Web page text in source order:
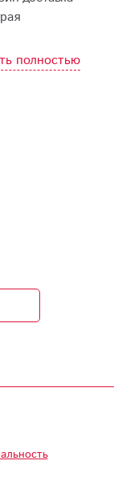
цветы
свежие
полностью